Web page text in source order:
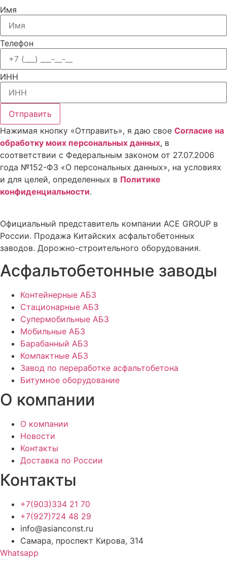
Имя
Телефон
ИНН
Отправить
Нажимая кнопку «Отправить», я даю свое Cогласие на
обработку моих персональных данных, в
соответствии с Федеральным законом от 27.07.2006
года №152-ФЗ «О персональных данных», на условиях
и для целей, определенных в Политике
конфиденциальности.
Официальный представитель компании ACE GROUP в
России. Продажа Китайских асфальтобетонных
заводов. Дорожно-строительного оборудования.
Асфальтобетонные заводы
Контейнерные АБЗ
Стационарные АБЗ
Супермобильные АБЗ
Мобильные АБЗ
Барабанный АБЗ
Компактные АБЗ
Завод по переработке асфальтобетона
Битумное оборудование
О компании
О компании
Новости
Контакты
Доставка по России
Контакты
+7(903)334 21 70
+7(927)724 48 29
info@asianconst.ru
Самара, проспект Кирова, 314
Whatsapp